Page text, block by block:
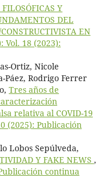
Y
DEL
EN
18 (2023):
Ortiz, Nicole
Páez, Rodrigo Ferrer
Tres años de
relativa al COVID-19
(2025): Publicación
Lobos Sepúlveda,
Y FAKE NEWS ,
continua